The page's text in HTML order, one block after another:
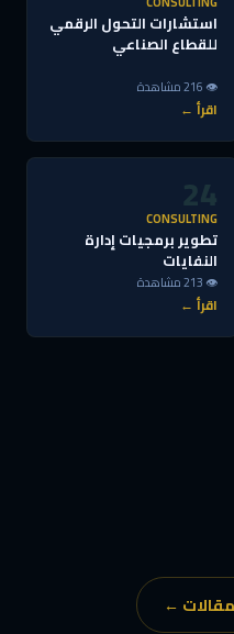
استشارات التحول الرقمي
للقطاع الصناعي
👁 216 مشاهدة
اقرأ ←
24
CONSULTING
تطوير برمجيات إدارة
النفايات
👁 213 مشاهدة
اقرأ ←
←